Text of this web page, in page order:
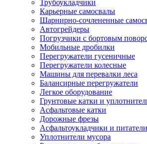
Трубоукладчики
Карьерные самосвалы
Шарнирно-сочлененные
Автогрейдеры
Погрузчики с бортовым
Мобильные дробилки
Перегружатели гусеничные
Перегружатели колесные
Машины для перевалки леса
Балансирные перегружатели
Легкое оборудование
Грунтовые катки и
Асфальтовые катки
Дорожные фрезы
Асфальтоукладчики и питатели
Уплотнители мусора